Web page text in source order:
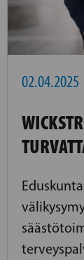
02.04.2025